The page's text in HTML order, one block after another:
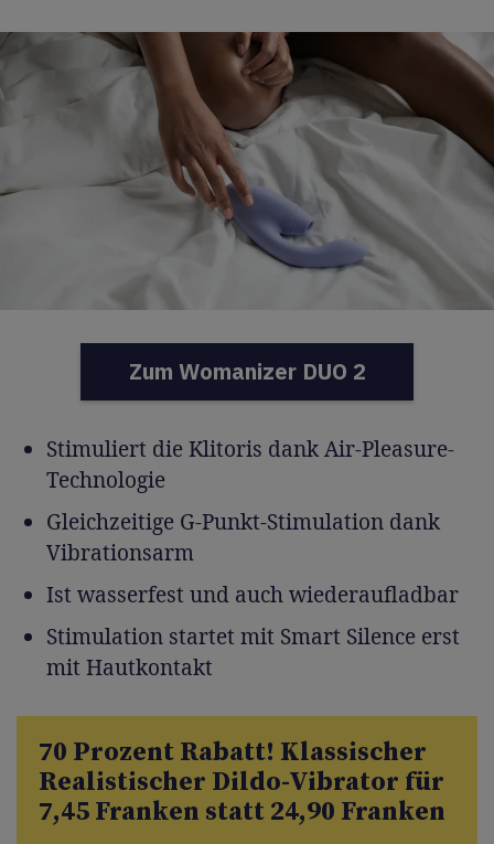
Zum Womanizer DUO 2
Stimuliert die Klitoris dank Air-Pleasure-
Technologie
Gleichzeitige G-Punkt-Stimulation dank
Vibrationsarm
Ist wasserfest und auch wiederaufladbar
Stimulation startet mit Smart Silence erst
mit Hautkontakt
70 Prozent Rabatt! Klassischer
Realistischer Dildo-Vibrator für
7,45 Franken statt 24,90 Franken